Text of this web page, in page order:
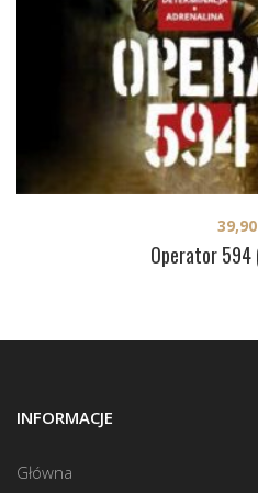
Operator 594
39,90
INFORMACJE
Główna